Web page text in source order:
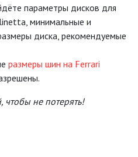
параметры дисков для
минимальные и
диска, рекомендуемые
размеры шин на Ferrari
чтобы не потерять!